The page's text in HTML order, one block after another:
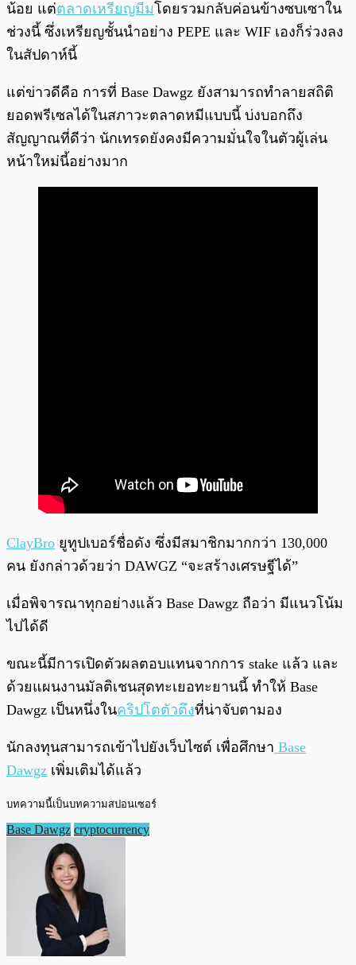
น้อย แต่ตลาดเหรียญมีมโดยรวมกลับค่อนข้างซบเซาใน
ช่วงนี้ ซึ่งเหรียญชั้นนำอย่าง PEPE และ WIF เองก็ร่วงลง
ในสัปดาห์นี้
แต่ข่าวดีคือ การที่ Base Dawgz ยังสามารถทำลายสถิติ
ยอดพรีเซลได้ในสภาวะตลาดหมีแบบนี้ บ่งบอกถึง
สัญญาณที่ดีว่า นักเทรดยังคงมีความมั่นใจในตัวผู้เล่น
หน้าใหม่นี้อย่างมาก
ClayBro ยูทูปเบอร์ชื่อดัง ซึ่งมีสมาชิกมากกว่า 130,000
คน ยังกล่าวด้วยว่า DAWGZ “จะสร้างเศรษฐีได้”
เมื่อพิจารณาทุกอย่างแล้ว Base Dawgz ถือว่า มีแนวโน้ม
ไปได้ดี
ขณะนี้มีการเปิดตัวผลตอบแทนจากการ stake แล้ว และ
ด้วยแผนงานมัลติเชนสุดทะเยอทะยานนี้ ทำให้ Base
Dawgz เป็นหนึ่งในคริปโตตัวตึงที่น่าจับตามอง
นักลงทุนสามารถเข้าไปยังเว็บไซต์ เพื่อศึกษา Base
Dawgz เพิ่มเติมได้แล้ว
บทความนี้เป็นบทความสปอนเซอร์
Base Dawgz cryptocurrency